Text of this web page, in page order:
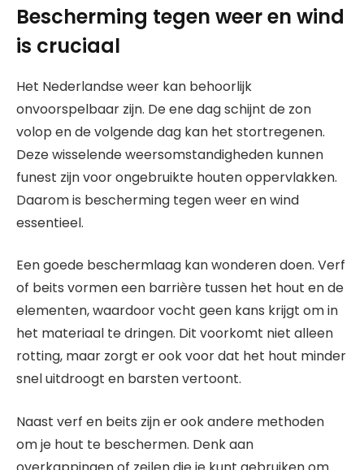
Bescherming tegen weer en wind
is cruciaal
Het Nederlandse weer kan behoorlijk
onvoorspelbaar zijn. De ene dag schijnt de zon
volop en de volgende dag kan het stortregenen.
Deze wisselende weersomstandigheden kunnen
funest zijn voor ongebruikte houten oppervlakken.
Daarom is bescherming tegen weer en wind
essentieel.
Een goede beschermlaag kan wonderen doen. Verf
of beits vormen een barrière tussen het hout en de
elementen, waardoor vocht geen kans krijgt om in
het materiaal te dringen. Dit voorkomt niet alleen
rotting, maar zorgt er ook voor dat het hout minder
snel uitdroogt en barsten vertoont.
Naast verf en beits zijn er ook andere methoden
om je hout te beschermen. Denk aan